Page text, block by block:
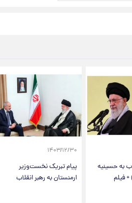
به حسینیه
فیلم
۱۴۰۳/۱۲/۳۰
پیام تبریک نخست‌وزیر
ارمنستان به رهبر انقلاب